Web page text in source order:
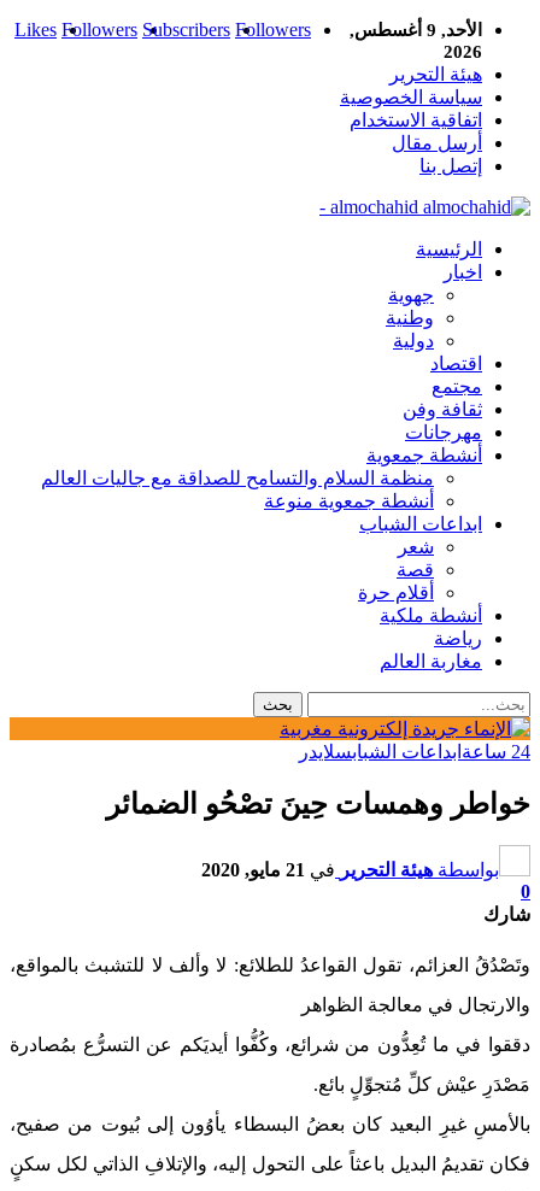
Likes Followers Subscribers Followers
الأحد, 9 أغسطس,
2026
هيئة التحرير
سياسة الخصوصية
اتفاقية الاستخدام
أرسل مقال
إتصل بنا
almochahid -
الرئيسية
اخبار
جهوية
وطنية
دولية
اقتصاد
مجتمع
ثقافة وفن
مهرجانات
أنشطة جمعوية
منظمة السلام والتسامح للصداقة مع جاليات العالم
أنشطة جمعوية منوعة
ابداعات الشباب
شعر
قصة
أقلام حرة
أنشطة ملكية
رياضة
مغاربة العالم
24 ساعة ابداعات الشبابسلايدر
خواطر وهمسات حِينَ تصْحُو الضمائر
بواسطة هيئة التحرير في 21 مايو, 2020
0
شارك
وتَصْدُقُ العزائم، تقول القواعدُ للطلائع: لا وألف لا للتشبث بالمواقع،
والارتجال في معالجة الظواهر
دققوا في ما تُعِدُّون من شرائع، وكُفُّوا أيديَكم عن التسرُّع بمُصادرة
مَصْدَرِ عيْش كلِّ مُتجوِّلٍ بائع.
بالأمسِ غيرِ البعيد كان بعضُ البسطاء يأوُون إلى بُيوت من صفيح،
فكان تقديمُ البديل باعثاً على التحول إليه، والإتلافِ الذاتي لكل سكنٍ